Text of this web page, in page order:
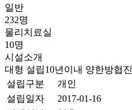
일반
232명
물리치료실
10명
시설소개
대형 설립10년이내 양한방협진
설립구분
개인
설립일자
2017-01-16